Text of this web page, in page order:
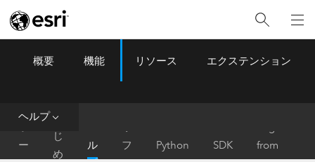
ArcGIS Pro Menu
概要 機能 リソース エクステンション
ヘルプ
ー
は
じ
め
ル
フ
Python SDK
from